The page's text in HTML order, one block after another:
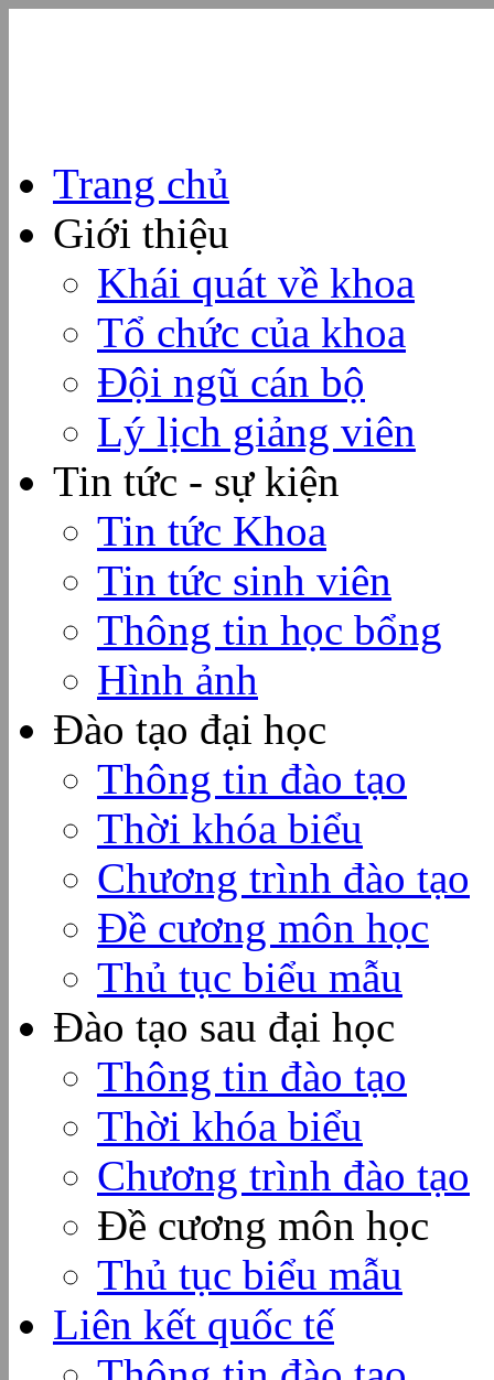
Trang chủ
Giới thiệu
Khái quát về khoa
Tổ chức của khoa
Đội ngũ cán bộ
Lý lịch giảng viên
Tin tức - sự kiện
Tin tức Khoa
Tin tức sinh viên
Thông tin học bổng
Hình ảnh
Đào tạo đại học
Thông tin đào tạo
Thời khóa biểu
Chương trình đào tạo
Đề cương môn học
Thủ tục biểu mẫu
Đào tạo sau đại học
Thông tin đào tạo
Thời khóa biểu
Chương trình đào tạo
Đề cương môn học
Thủ tục biểu mẫu
Liên kết quốc tế